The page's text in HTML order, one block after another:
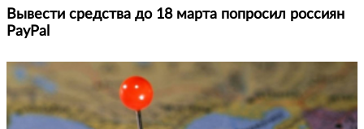
Вывести средства до 18 марта попросил россиян
PayPal